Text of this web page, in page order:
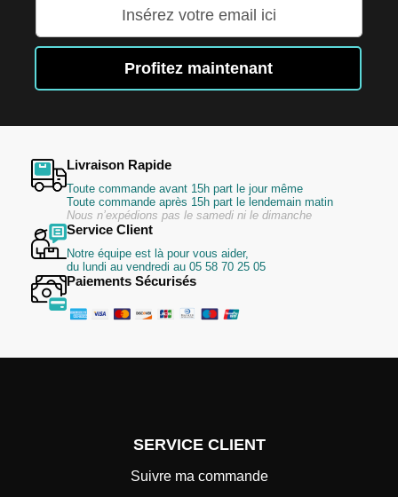
notre
d’information
Profitez maintenant
Livraison Rapide
Toute commande avant 15h part le jour même
Toute commande après 15h part le lendemain matin
Nous n’expédions pas le samedi ni le dimanche
Service Client
Notre équipe est là pour vous aider,
du lundi au vendredi au 05 58 70 25 05
Paiements Sécurisés
SERVICE CLIENT
Suivre ma commande